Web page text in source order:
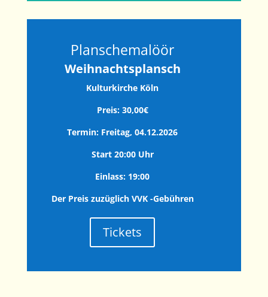
Planschemalöör
Weihnachtsplansch
Kulturkirche Köln
Preis: 30,00€
Termin: Freitag, 04.12.2026
Start 20:00 Uhr
Einlass: 19:00
Der Preis zuzüglich VVK -Gebühren
Tickets